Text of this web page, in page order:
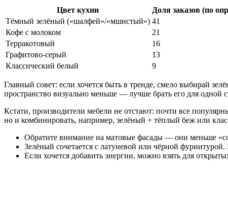
Цвет кухни
Доля заказов (по
Тёмный зелёный («шалфей»/«мшистый») 41
Кофе с молоком
21
Терракотовый
16
Графитово-серый
13
Классический белый
9
Главный совет: если хочется быть в тренде, смело выбирай
пространство визуально меньше — лучше брать его для
Кстати, производители мебели не отстают: почти все
но и комбинировать, например, зелёный + тёплый беж или
Обратите внимание на матовые фасады — они меньше
Зелёный сочетается с латуневой или чёрной фурнитурой.
Если хочется добавить энергии, можно взять для